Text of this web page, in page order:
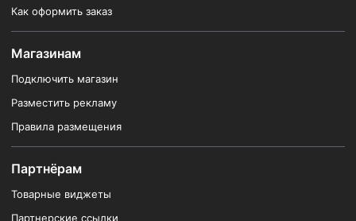
Как оформить заказ
Магазинам
Подключить магазин
Разместить рекламу
Правила размещения
Партнёрам
Товарные виджеты
Партнерские ссылки